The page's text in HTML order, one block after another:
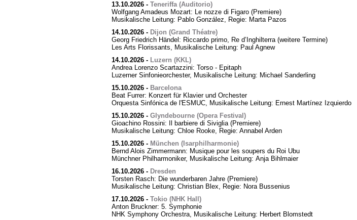
13.10.2026- Teneriffa (Auditorio)
Wolfgang Amadeus Mozart: Le nozze di Figaro (Premiere)
Musikalische Leitung: Pablo González, Regie: Marta Pazos
14.10.2026- Dijon (Grand Théatre)
Georg Friedrich Händel: Riccardo primo, Re d’Inghilterra (weitere Termine)
Les Arts Florissants, Musikalische Leitung: Paul Agnew
14.10.2026- Luzern (KKL)
Andrea Lorenzo Scartazzini: Torso - Epitaph
Luzerner Sinfonieorchester, Musikalische Leitung: Michael Sanderling
15.10.2026- Barcelona
Beat Furrer: Konzert für Klavier und Orchester
Orquesta Sinfónica de l'ESMUC, Musikalische Leitung: Ernest Martínez Izquierdo
15.10.2026- Glyndebourne (Opera Festival)
Gioachino Rossini: Il barbiere di Siviglia (Premiere)
Musikalische Leitung: Chloe Rooke, Regie: Annabel Arden
15.10.2026- München (Isarphilharmonie)
Bernd Alois Zimmermann: Musique pour les soupers du Roi Ubu
Münchner Philharmoniker, Musikalische Leitung: Anja Bihlmaier
16.10.2026- Dresden
Torsten Rasch: Die wunderbaren Jahre (Premiere)
Musikalische Leitung: Christian Blex, Regie: Nora Bussenius
17.10.2026- Tokio (NHK Hall)
Anton Bruckner: 5. Symphonie
NHK Symphony Orchestra, Musikalische Leitung: Herbert Blomstedt